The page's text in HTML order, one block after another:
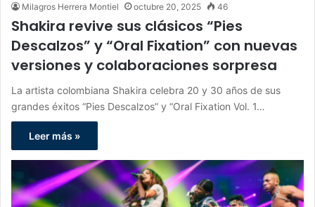
Milagros Herrera Montiel octubre 20, 2025 46
Shakira revive sus clásicos “Pies
Descalzos” y “Oral Fixation” con nuevas
versiones y colaboraciones sorpresa
La artista colombiana Shakira celebra 20 y 30 años de sus
grandes éxitos “Pies Descalzos” y “Oral Fixation Vol. 1…
Leer más »